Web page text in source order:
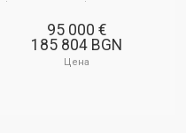
95 000 €
185 804 BGN
Цена